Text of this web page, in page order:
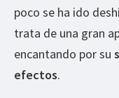
poco se ha ido
trata de una gran
encantando por su
efectos.